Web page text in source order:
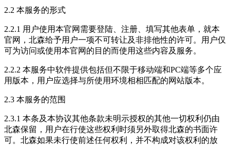
2.2 本服务的形式
2.2.1 用户使用本官网需要登陆、注册、填写其他表单，就本
官网，北森给予用户一项不可转让及非排他性的许可。用户仅
可为访问或使用本官网的目的而使用这些内容及服务。
2.2.2 本服务中软件提供包括但不限于移动端和PC端等多个应
用版本，用户应选择与所使用环境相相匹配的网站版本。
2.3 本服务的范围
2.3.1 本条及本协议其他条款未明示授权的其他一切权利仍由
北森保留，用户在行使这些权利时须另外取得北森的书面许
可。北森如果未行使前述任何权利，并不构成对该权利的放